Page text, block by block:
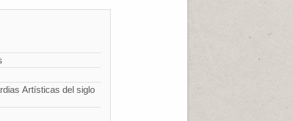
Artísticas del siglo